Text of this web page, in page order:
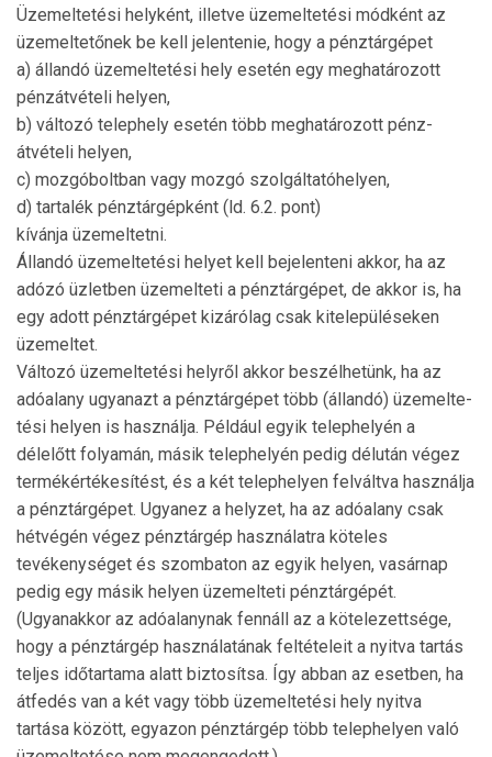
Üzemeltetési helyként, illetve üzemeltetési mód­ként az
üzemeltetőnek be kell jelentenie, hogy a pénz­tárgépet
a) állandó üzemeltetési hely esetén egy meghatá­ro­zott
pénzátvételi helyen,
b) változó telephely esetén több meghatározott pénz­
átvételi helyen,
c) mozgóboltban vagy mozgó szolgáltatóhelyen,
d) tartalék pénztárgépként (ld. 6.2. pont)
kívánja üzemeltetni.
Állandó üzemeltetési helyet kell bejelenteni akkor, ha az
adózó üzletben üzemelteti a pénztárgépet, de akkor is, ha
egy adott pénztárgépet kizárólag csak kitelepüléseken
üzemeltet.
Változó üzemeltetési helyről akkor beszélhetünk, ha az
adóalany ugyanazt a pénztárgépet több (állandó) üzemel­te­
tési helyen is használja. Például egyik telephelyén a
délelőtt folyamán, másik telephelyén pedig délután végez
ter­mékértékesítést, és a két telephelyen felváltva használja
a pénztárgépet. Ugyanez a helyzet, ha az adóalany csak
hétvégén végez pénztárgép használatra köteles
tevékenységet és szombaton az egyik helyen, vasárnap
pedig egy másik helyen üzemelteti pénztárgépét.
(Ugyanakkor az adóalanynak fennáll az a kötelezettsége,
hogy a pénztárgép használatának feltételeit a nyitva tartás
teljes időtartama alatt biztosítsa. Így abban az esetben, ha
átfedés van a két vagy több üzemeltetési hely nyitva
tartása között, egyazon pénztár­gép több telephelyen való